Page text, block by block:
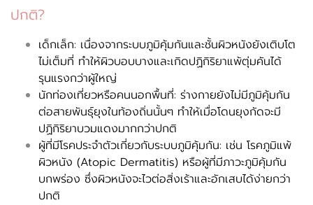
ปกติ?
เด็กเล็ก: เนื่องจากระบบภูมิคุ้มกันและชั้นผิวหนังยังเติบโต
ไม่เต็มที่ ทำให้ผิวบอบบางและเกิดปฏิกิริยาแพ้ตุ่มคันได้
รุนแรงกว่าผู้ใหญ่
นักท่องเที่ยวหรือคนนอกพื้นที่: ร่างกายยังไม่มีภูมิคุ้มกัน
ต่อสายพันธุ์ยุงในท้องถิ่นนั้นๆ ทำให้เมื่อโดนยุงกัดจะมี
ปฏิกิริยาบวมแดงมากกว่าปกติ
ผู้ที่มีโรคประจำตัวเกี่ยวกับระบบภูมิคุ้มกัน: เช่น โรคภูมิแพ้
ผิวหนัง (Atopic Dermatitis) หรือผู้ที่มีภาวะภูมิคุ้มกัน
บกพร่อง ซึ่งผิวหนังจะไวต่อสิ่งเร้าและอักเสบได้ง่ายกว่า
ปกติ